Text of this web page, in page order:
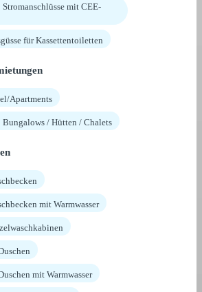
Stromanschlüsse mit CEE-
für Kassettentoiletten
Apartments
Bungalows / Hütten / Chalets
mit Warmwasser
mit Warmwasser